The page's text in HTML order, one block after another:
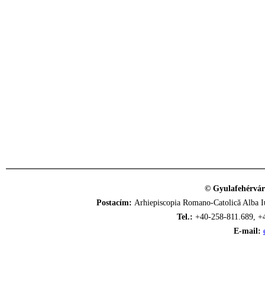
©
Postacím: Arhiepiscopia Romano-Catolică
Tel.: +40-258-811.689,
E-mail: